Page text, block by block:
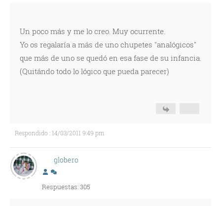
Un poco más y me lo creo. Muy ocurrente.
Yo os regalaría a más de uno chupetes "analógicos"
que más de uno se quedó en esa fase de su infancia.
(Quitándo todo lo lógico que pueda parecer)
Respondido : 14/03/2011 9:49 pm
globero
Respuestas: 305